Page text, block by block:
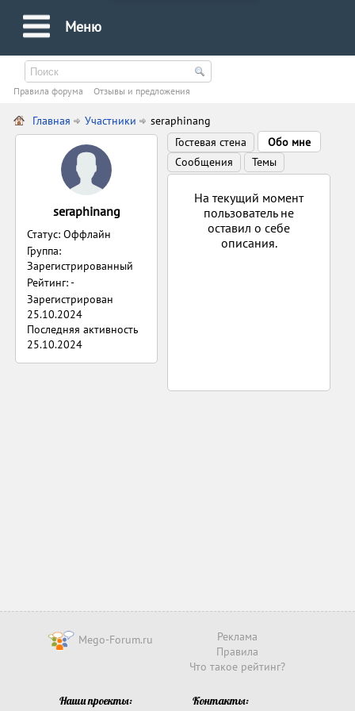
Меню
Правила форума Oтзывы и предложения
Главная Участники seraphinang
seraphinang
Статус: Оффлайн
Группа:
Зарегистрированный
Рейтинг: -
Зарегистрирован
25.10.2024
Последняя активность
25.10.2024
Гостевая стена
Обо мне
Сообщения
Темы
На текущий момент
пользователь не
оставил о себе
описания.
Mego-Forum.ru
Реклама
Правила
Что такое рейтинг?
Наши проекты:
Контакты: